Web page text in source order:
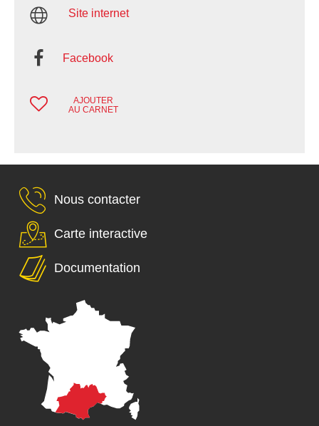
Site internet
Facebook
AJOUTER
AU CARNET
Nous contacter
Carte interactive
Documentation